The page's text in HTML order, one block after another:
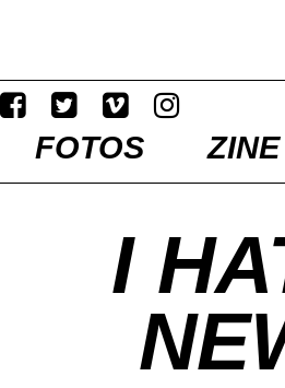
FOTOS ZINE
I